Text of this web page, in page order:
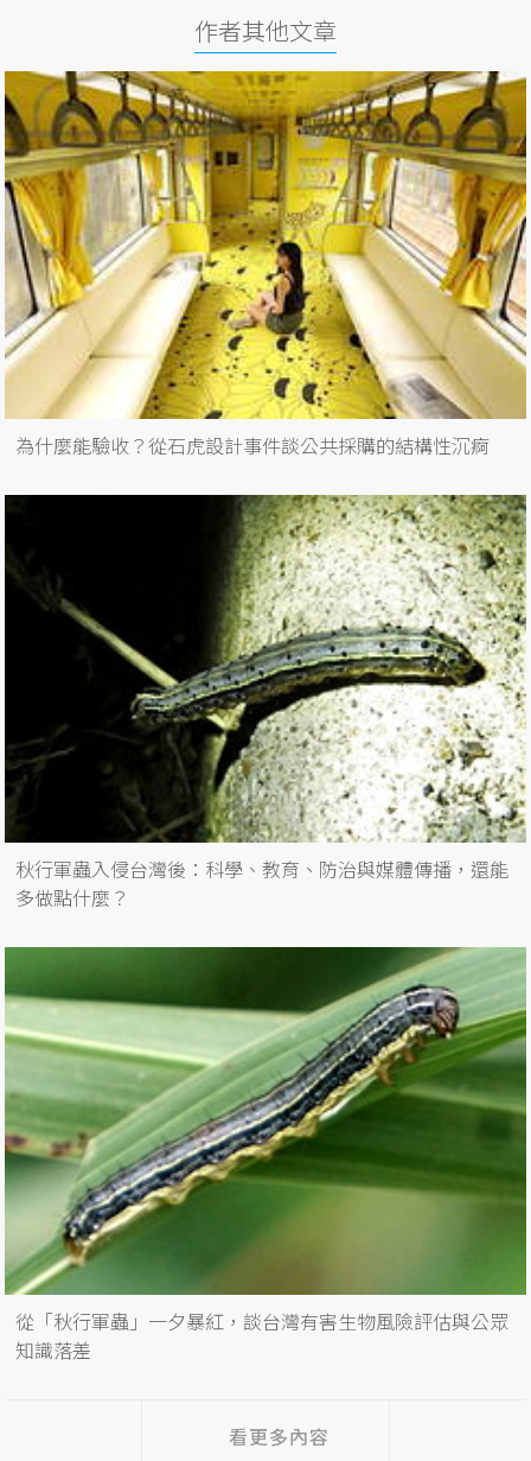
作者其他文章
為什麼能驗收？從石虎設計事件談公共採購的結構性沉痾
秋行軍蟲入侵台灣後：科學、教育、防治與媒體傳播，還能
多做點什麼？
從「秋行軍蟲」一夕暴紅，談台灣有害生物風險評估與公眾
知識落差
看更多內容